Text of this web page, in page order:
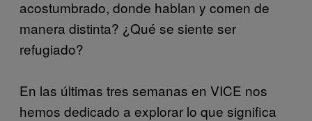
acostumbrado, donde hablan y comen de
manera distinta? ¿Qué se siente ser
refugiado?
En las últimas tres semanas en VICE nos
hemos dedicado a explorar lo que significa